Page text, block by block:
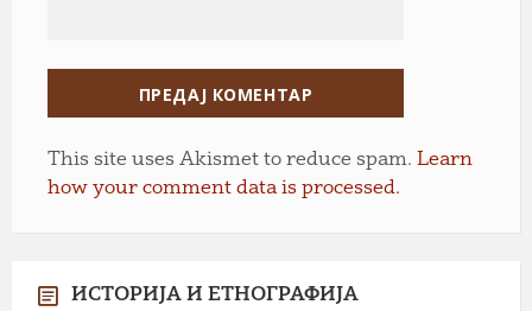
This site uses Akismet to reduce spam. Learn
how your comment data is processed.
ИСТОРИЈА И ЕТНОГРАФИЈА